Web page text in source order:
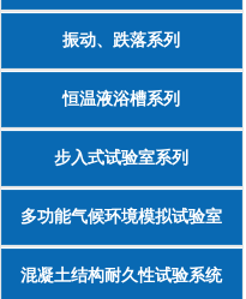
振动、跌落系列
恒温液浴槽系列
步入式试验室系列
多功能气候环境模拟试验室
混凝土结构耐久性试验系统